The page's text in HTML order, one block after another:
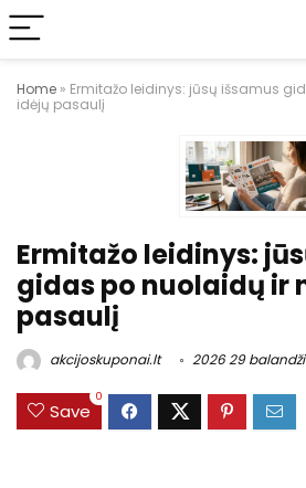
Home » Ermitažo leidinys: jūsų išsamus
idėjų pasaulį
Ermitažo leidinys:
gidas po nuolaidų ir
pasaulį
akcijoskuponai.lt 2026 29
Save
0